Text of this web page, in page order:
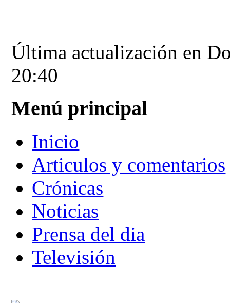
Última actualización en
20:40
Menú principal
Inicio
Articulos y comentarios
Crónicas
Noticias
Prensa del dia
Televisión